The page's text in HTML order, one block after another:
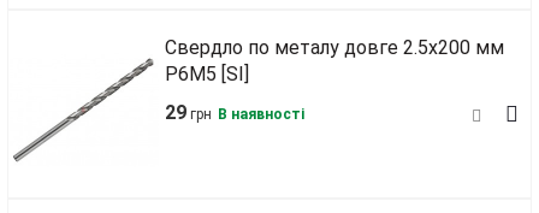
Свердло по металу довге 2.5х200 мм
Р6М5 [SI]
29 грн В наявності